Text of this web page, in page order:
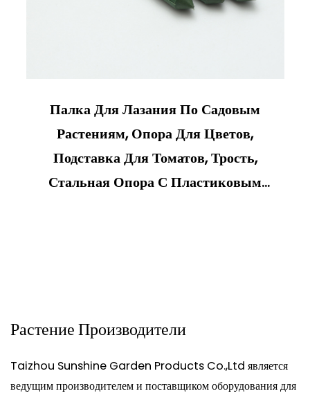
Палка Для Лазания По Садовым
Растениям, Опора Для Цветов,
Подставка Для Томатов, Трость,
Стальная Опора С Пластиковым
Растение Производители
Taizhou Sunshine Garden Products Co.,Ltd является
ведущим производителем и поставщиком оборудования для